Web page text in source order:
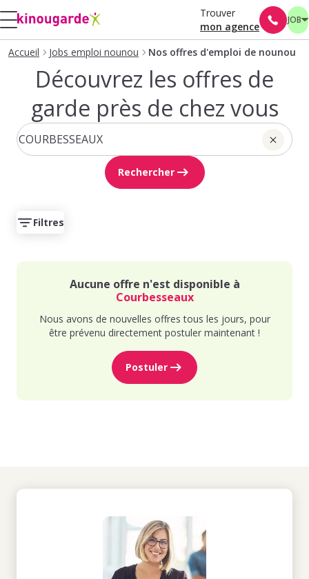
Trouver
mon agence
JOB
Accueil Jobs emploi nounou Nos offres d'emploi de nounou
Découvrez les offres de
garde près de chez vous
Rechercher
Filtres
Aucune offre n'est disponible à
Courbesseaux
Nous avons de nouvelles offres tous les jours, pour
être prévenu directement postuler maintenant !
Postuler